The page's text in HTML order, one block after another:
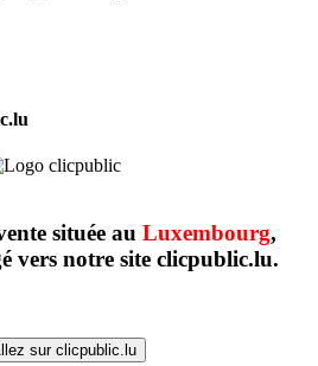
située au Luxembourg,
vers notre site clicpublic.lu.
sur clicpublic.lu